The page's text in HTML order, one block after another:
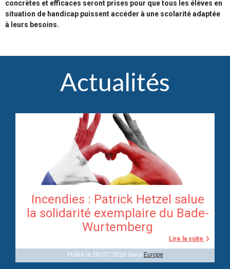
concrètes et efficaces seront prises pour que tous les élèves en
situation de handicap puissent accéder à une scolarité adaptée
à leurs besoins.
Actualités
Incendies : Patrick Hetzel salue
la solidarité exemplaire du Bade-
Wurtemberg
Lire la suite
Publié le 28/07/2026 dans Europe